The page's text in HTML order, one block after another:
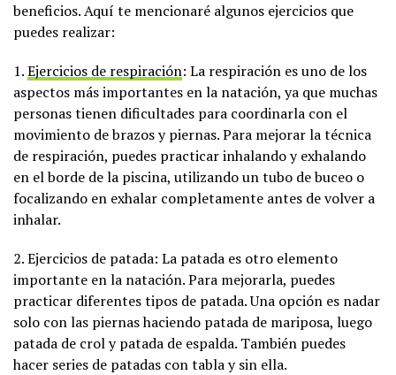
beneficios. Aquí te mencionaré algunos ejercicios que
puedes realizar:
1.Ejercicios de respiración: La respiración es uno de los
aspectos más importantes en la natación, ya que muchas
personas tienen dificultades para coordinarla con el
movimiento de brazos y piernas. Para mejorar la técnica
de respiración, puedes practicar inhalando y exhalando
en el borde de la piscina, utilizando un tubo de buceo o
focalizando en exhalar completamente antes de volver a
inhalar.
2. Ejercicios de patada: La patada es otro elemento
importante en la natación. Para mejorarla, puedes
practicar diferentes tipos de patada. Una opción es nadar
solo con las piernas haciendo patada de mariposa, luego
patada de crol y patada de espalda. También puedes
hacer series de patadas con tabla y sin ella.